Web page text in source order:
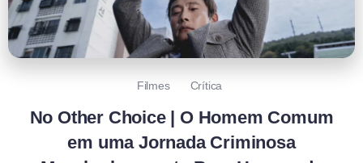
Filmes Crítica
No Other Choice | O Homem Comum
em uma Jornada Criminosa